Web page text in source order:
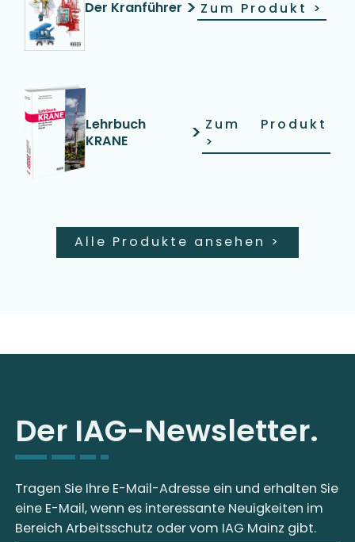
Der Kranführer > Zum Produkt >
Lehrbuch
KRANE
> Zum Produkt
>
Alle Produkte ansehen >
Der IAG-Newsletter.
Tragen Sie Ihre E-Mail-Adresse ein und erhalten Sie
eine E-Mail, wenn es interessante Neuigkeiten im
Bereich Arbeitsschutz oder vom IAG Mainz gibt.